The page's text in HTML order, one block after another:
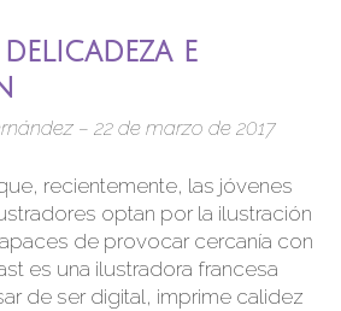
delicadeza e
– 22 de marzo de 2017
recientemente, las jóvenes
optan por la ilustración
de provocar cercanía con
es una ilustradora francesa
de ser digital, imprime calidez